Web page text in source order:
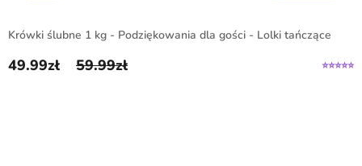
Krówki ślubne 1 kg - Podziękowania dla gości - Lolki tańczące
59.99zł
Pierwotna cena wynosiła: 59.99zł.
49.99zł
Aktualna cena wynosi: 49.99zł.